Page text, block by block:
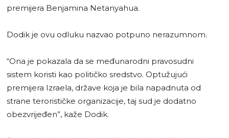
premijera Benjamina Netanyahua.
Dodik je ovu odluku nazvao potpuno nerazumnom.
“Ona je pokazala da se međunarodni pravosudni
sistem koristi kao političko sredstvo. Optužujući
premijera Izraela, države koja je bila napadnuta od
strane terorističke organizacije, taj sud je dodatno
obezvrijeđen”, kaže Dodik.